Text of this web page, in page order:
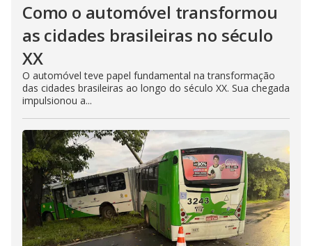
Como o automóvel transformou
as cidades brasileiras no século
XX
O automóvel teve papel fundamental na transformação
das cidades brasileiras ao longo do século XX. Sua chegada
impulsionou a...